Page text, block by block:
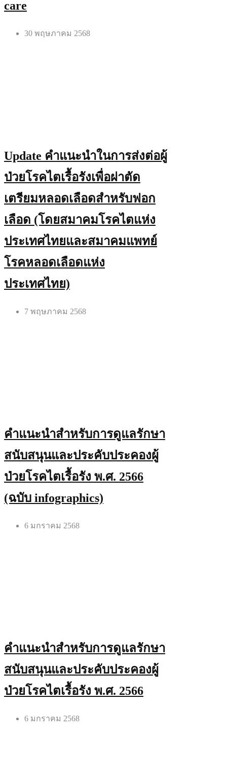
care
30 พฤษภาคม 2568
Update คำแนะนำในการส่งต่อผู้
ป่วยโรคไตเรื้อรังเพื่อผ่าตัด
เตรียมหลอดเลือดสำหรับฟอก
เลือด (โดยสมาคมโรคไตแห่ง
ประเทศไทยและสมาคมแพทย์
โรคหลอดเลือดแห่ง
ประเทศไทย)
7 พฤษภาคม 2568
คำแนะนำสำหรับการดูแลรักษา
สนับสนุนและประคับประคองผู้
ป่วยโรคไตเรื้อรัง พ.ศ. 2566
(ฉบับ infographics)
6 มกราคม 2568
คำแนะนำสำหรับการดูแลรักษา
สนับสนุนและประคับประคองผู้
ป่วยโรคไตเรื้อรัง พ.ศ. 2566
6 มกราคม 2568